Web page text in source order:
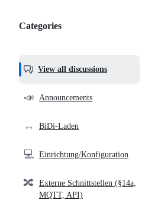
Categories,
helpful,
and
community
Categories
View all discussions
📣 Announcements
↔️ BiDi-Laden
💻 Einrichtung/Konfiguration
🔀 Externe Schnittstellen (§14a,
MQTT, API)